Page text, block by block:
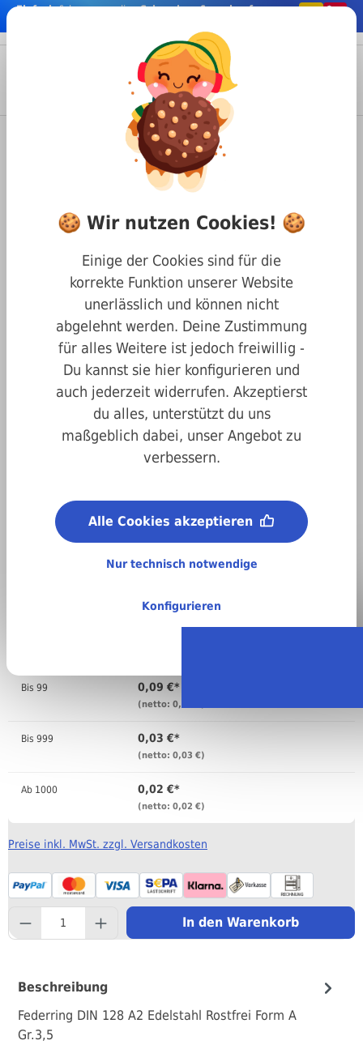
springen
Einfach& bequem onlineSchrauben & co. kaufen
Anmelden
Befestigungstechnik
Unterlegscheiben & Federringe
DIN 128 Federringe gewölbt
Edelstahl A2
Federring DIN 128 A2 Edelstahl
Rostfrei Form A Gr.3,5
Bezeichnung/Form:
Bis 99 0,09 €*
(netto: 0,08 €)
Bis 999 0,03 €*
(netto: 0,03 €)
Ab 1000 0,02 €*
(netto: 0,02 €)
Preise inkl. MwSt. zzgl. Versandkosten
In den Warenkorb
Beschreibung
Federring DIN 128 A2 Edelstahl Rostfrei Form A
Gr.3,5
🍪 Wir nutzen Cookies! 🍪
Einige der Cookies sind für die
korrekte Funktion unserer Website
unerlässlich und können nicht
abgelehnt werden. Deine Zustimmung
für alles Weitere ist jedoch freiwillig -
Du kannst sie hier konfigurieren und
auch jederzeit widerrufen. Akzeptierst
du alles, unterstützt du uns
maßgeblich dabei, unser Angebot zu
verbessern.
Alle Cookies akzeptieren
Nur technisch notwendige
Konfigurieren